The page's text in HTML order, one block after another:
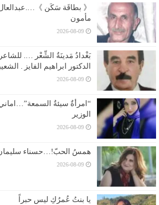
《 بطاقَة سَكَن 》
مأمون
2026-08-09
بَغْدادُ مَدينَةُ الشِّعْر …. للشاعر
الدكتور ابراهيم الفايز .
2026-08-09
“امرأةٌ سيئةُ
الوزير
2026-08-09
همسُ الحبّ!…حسناء
2026-08-09
يا بنتُ عُمرُكِ ليس حبراً